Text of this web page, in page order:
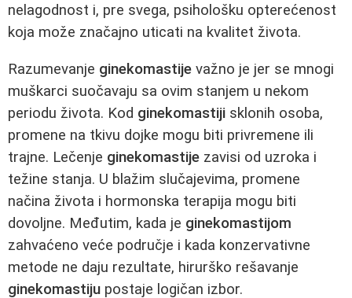
nelagodnost i, pre svega, psihološku opterećenost
koja može značajno uticati na kvalitet života.
Razumevanje ginekomastije važno je jer se mnogi
muškarci suočavaju sa ovim stanjem u nekom
periodu života. Kod ginekomastiji sklonih osoba,
promene na tkivu dojke mogu biti privremene ili
trajne. Lečenje ginekomastije zavisi od uzroka i
težine stanja. U blažim slučajevima, promene
načina života i hormonska terapija mogu biti
dovoljne. Međutim, kada je ginekomastijom
zahvaćeno veće područje i kada konzervativne
metode ne daju rezultate, hirurško rešavanje
ginekomastiju postaje logičan izbor.